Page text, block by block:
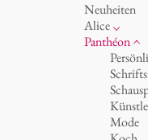
Neuheiten
Alice
Porzellan
Ozean
Tassen
Tassen - weiß
Tassen
Tassen 'de
Panthéon
Mode